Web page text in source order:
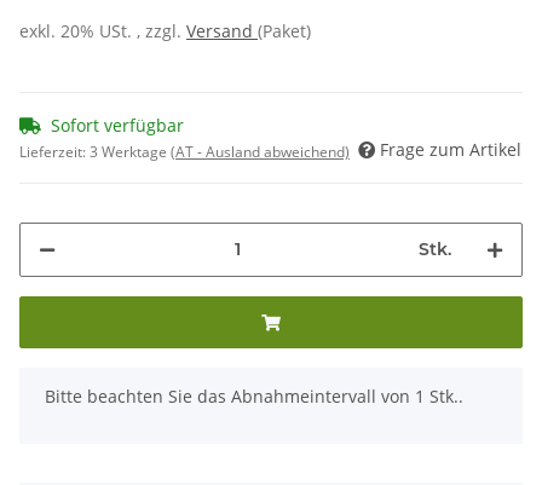
exkl. 20% USt. , zzgl. Versand (Paket)
Sofort verfügbar
Lieferzeit:3 Werktage (AT - Ausland abweichend) Frage zum Artikel
Stk.
x
Bitte beachten Sie das Abnahmeintervall von 1 Stk..